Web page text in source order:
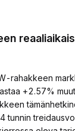
rahakkeen
+2.57%
tunnin